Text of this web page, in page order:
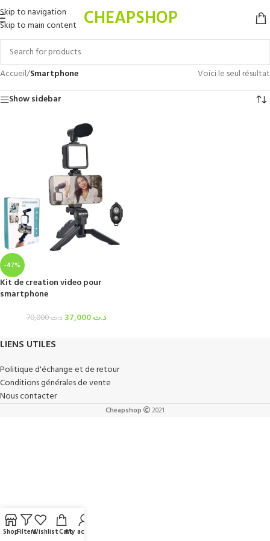
Skip to navigation
Skip to main content
CHEAPSHOP
Accueil/Smartphone
Voici le seul résultat
Show sidebar
-47%
Kit de creation video pour
smartphone
د.ت70,000 د.ت37,000
LIENS UTILES
Politique d'échange et de retour
Conditions générales de vente
Nous contacter
Cheapshop 2021
ShopFiltersWishlistCartMy account